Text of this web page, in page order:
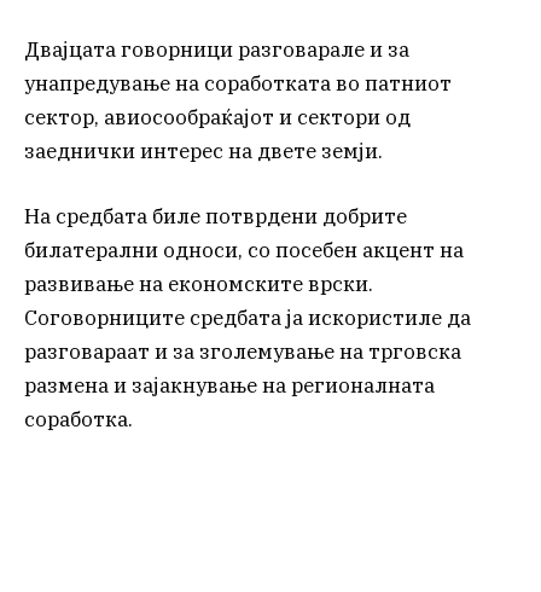
Двајцата говорници разговарале и за
унапредување на соработката во патниот
сектор, авиосообраќајот и сектори од
заеднички интерес на двете земји.
На средбата биле потврдени добрите
билатерални односи, со посебен акцент на
развивање на економските врски.
Соговорниците средбата ја искористиле да
разговараат и за зголемување на трговска
размена и зајакнување на регионалната
соработка.